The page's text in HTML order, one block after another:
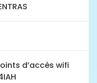
d’accès wifi